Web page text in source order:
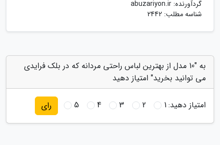
گردآورنده: abuzariyon.ir
شناسه مطلب: 2442
به "10 مدل از بهترین لباس راحتی مردانه که در بلک فرایدی
می توانید بخرید" امتیاز دهید
امتیاز دهید:1
2
3
4
5 رای